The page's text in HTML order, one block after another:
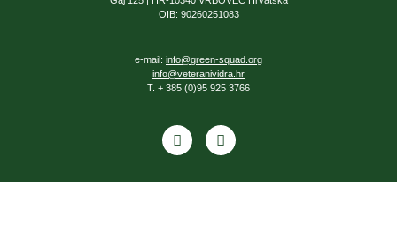
OIB: 90260251083
e-mail: info@green-squad.org
info@veteranividra.hr
T. + 385 (0)95 925 3766